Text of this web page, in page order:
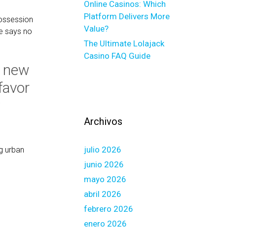
says no
urban
Online Casinos: Which
Platform Delivers More
Value?
The Ultimate Lolajack
Casino FAQ Guide
Archivos
julio 2026
junio 2026
mayo 2026
abril 2026
febrero 2026
enero 2026